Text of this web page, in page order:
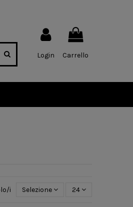
Login Carrello
i Selezione 24